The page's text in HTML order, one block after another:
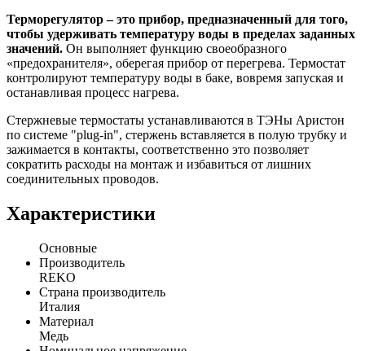
Терморегулятор – это прибор, предназначенный для того,
чтобы удерживать температуру воды в пределах заданных
значений. Он выполняет функцию своеобразного
«предохранителя», оберегая прибор от перегрева. Термостат
контролируют температуру воды в баке, вовремя запуская и
останавливая процесс нагрева.
Стержневые термостаты устанавливаются в ТЭНы Аристон
по системе "plug-in", стержень вставляется в полую трубку и
зажимается в контакты, соответственно это позволяет
сократить расходы на монтаж и избавиться от лишних
соединительных проводов.
Характеристики
Основные
Производитель
REKO
Страна производитель
Италия
Материал
Медь